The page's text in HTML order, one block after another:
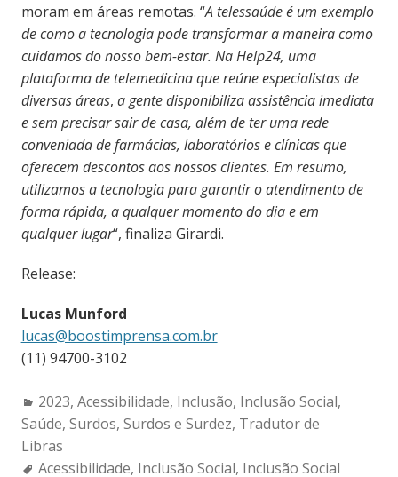
moram em áreas remotas. “A telessaúde é um exemplo
de como a tecnologia pode transformar a maneira como
cuidamos do nosso bem-estar. Na Help24, uma
plataforma de telemedicina que reúne especialistas de
diversas áreas, a gente disponibiliza assistência imediata
e sem precisar sair de casa, além de ter uma rede
conveniada de farmácias, laboratórios e clínicas que
oferecem descontos aos nossos clientes. Em resumo,
utilizamos a tecnologia para garantir o atendimento de
forma rápida, a qualquer momento do dia e em
qualquer lugar“, finaliza Girardi.
Release:
Lucas Munford
lucas@boostimprensa.com.br
(11) 94700-3102
Categories:
2023, Acessibilidade, Inclusão, Inclusão Social,
Saúde, Surdos, Surdos e Surdez, Tradutor de
Libras
Tags:
Acessibilidade, Inclusão Social, Inclusão Social